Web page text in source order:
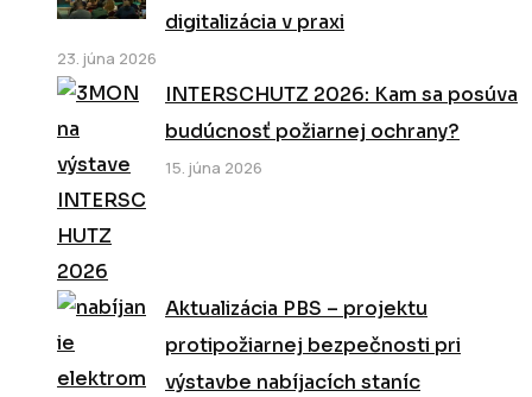
digitalizácia v praxi
23. júna 2026
INTERSCHUTZ 2026: Kam sa posúva
budúcnosť požiarnej ochrany?
15. júna 2026
Aktualizácia PBS – projektu
protipožiarnej bezpečnosti pri
výstavbe nabíjacích staníc